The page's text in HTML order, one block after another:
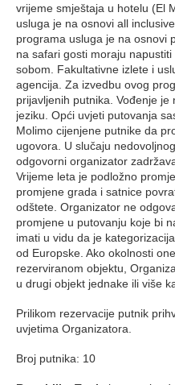
vrijeme smještaja u hotelu (El
usluga je na osnovi all
programa usluga je na osnovi
na safari gosti moraju
sobom. Fakultativne izlete i
agencija. Za izvedbu ovog
prijavljenih putnika. Vođenje
jeziku. Opći uvjeti putovanja
Molimo cijenjene putnike da
ugovora. U slučaju
odgovorni organizator
Vrijeme leta je podložno
promjene grada i satnice
odštete. Organizator ne
promjene u putovanju koje bi
imati u vidu da je
od Europske. Ako okolnosti
rezerviranom objektu,
u drugi objekt jednake ili više
Prilikom rezervacije putnik
uvjetima Organizatora.
Broj putnika: 10